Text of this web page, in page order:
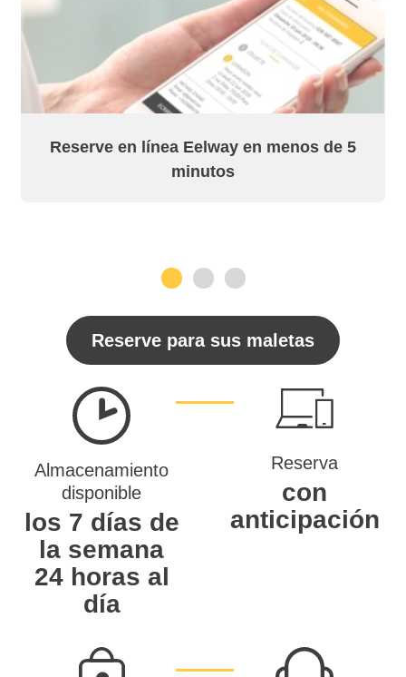
Reserve en línea Eelway en menos de 5
minutos
Reserve para sus maletas
Almacenamiento
disponible
los 7 días de
la semana
24 horas al
día
Reserva
con
anticipación